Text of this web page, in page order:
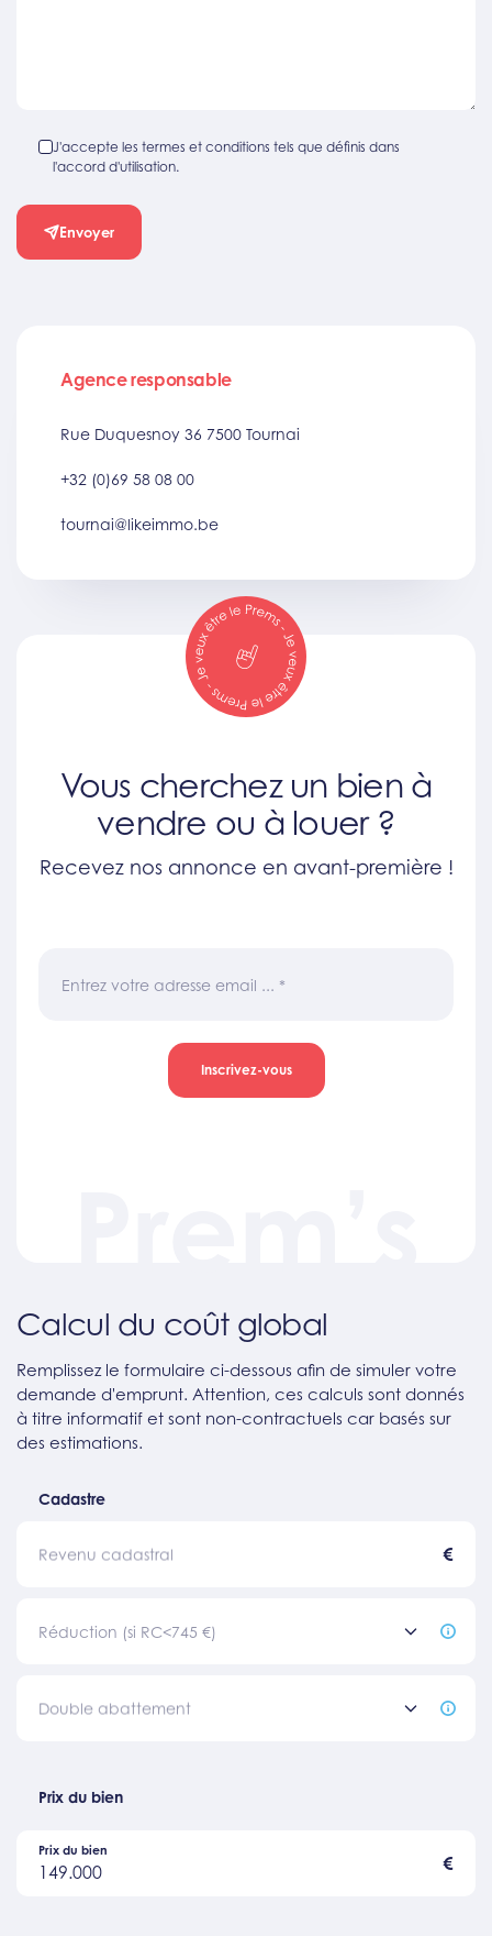
J'accepte les termes et conditions tels que définis dans
l'accord d'utilisation.
Envoyer
Agence responsable
Rue Duquesnoy 36 7500 Tournai
+32 (0)69 58 08 00
tournai@likeimmo.be
Vous cherchez un bien à
vendre ou à louer ?
Recevez nos annonce en avant-première !
Entrez votre adresse email ... *
Inscrivez-vous
Calcul du coût global
Remplissez le formulaire ci-dessous afin de simuler votre
demande d'emprunt. Attention, ces calculs sont donnés
à titre informatif et sont non-contractuels car basés sur
des estimations.
Cadastre
Revenu cadastral €
Réduction (si RC<745 €)
Double abattement
Prix du bien
149.000
Prix du bien
€